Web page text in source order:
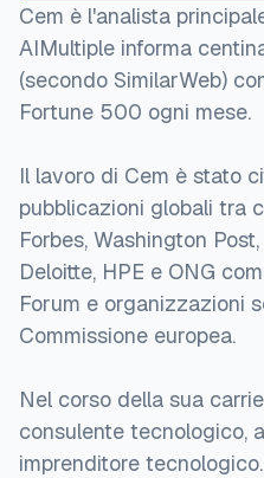
Cem è l'analista
AIMultiple informa
(secondo SimilarWeb)
Fortune 500 ogni mese.
Il lavoro di Cem è stato
pubblicazioni globali tra
Forbes, Washington
Deloitte, HPE e ONG
Forum e organizzazioni
Commissione europea.
Nel corso della sua
consulente tecnologico,
imprenditore